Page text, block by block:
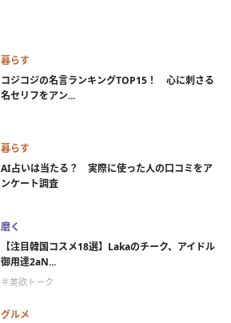
暮らす
コジコジの名言ランキングTOP15！ 心に刺さる
名セリフをアン...
暮らす
AI占いは当たる？ 実際に使った人の口コミをア
ンケート調査
磨く
【注目韓国コスメ18選】Lakaのチーク、アイドル
御用達2aN...
＃美欲トーク
グルメ